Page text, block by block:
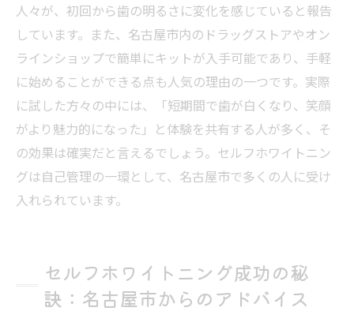
人々が、初回から歯の明るさに変化を感じていると報告
しています。また、名古屋市内のドラッグストアやオン
ラインショップで簡単にキットが入手可能であり、手軽
に始めることができる点も人気の理由の一つです。実際
に試した方々の中には、「短期間で歯が白くなり、笑顔
がより魅力的になった」と体験を共有する人が多く、そ
の効果は確実だと言えるでしょう。セルフホワイトニン
グは自己管理の一環として、名古屋市で多くの人に受け
入れられています。
セルフホワイトニング成功の秘
訣：名古屋市からのアドバイス